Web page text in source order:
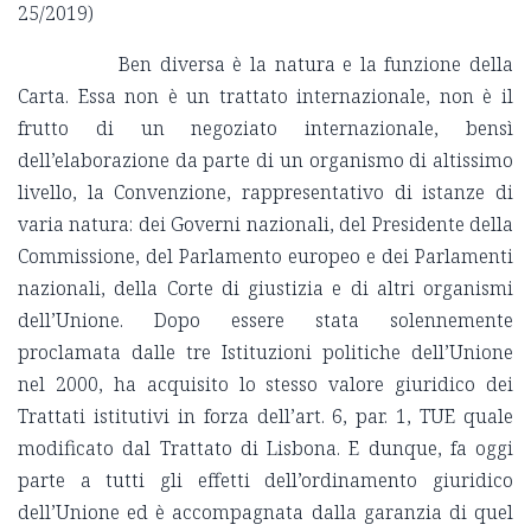
25/2019)
Ben diversa è la natura e la funzione della
Carta. Essa non è un trattato internazionale, non è il
frutto di un negoziato internazionale, bensì
dell’elaborazione da parte di un organismo di altissimo
livello, la Convenzione, rappresentativo di istanze di
varia natura: dei Governi nazionali, del Presidente della
Commissione, del Parlamento europeo e dei Parlamenti
nazionali, della Corte di giustizia e di altri organismi
dell’Unione. Dopo essere stata solennemente
proclamata dalle tre Istituzioni politiche dell’Unione
nel 2000, ha acquisito lo stesso valore giuridico dei
Trattati istitutivi in forza dell’art. 6, par. 1, TUE quale
modificato dal Trattato di Lisbona. E dunque, fa oggi
parte a tutti gli effetti dell’ordinamento giuridico
dell’Unione ed è accompagnata dalla garanzia di quel